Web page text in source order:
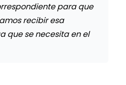
para que
recibir esa
que se necesita en el